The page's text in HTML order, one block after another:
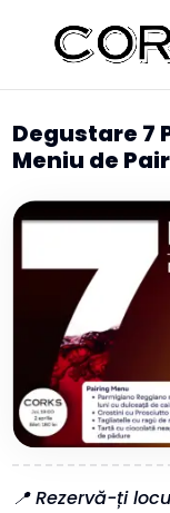
Degustare 7
Meniu de
📍 Rezervă-ți